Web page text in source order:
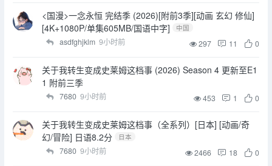
<国漫>一念永恒 完结季 (2026)[附前3季][动画 玄幻 修仙]
[4K+1080P/单集605MB/国语中字]
中国
asdfghjklm 9小时前 297 11 0
关于我转生变成史莱姆这档事 (2026) Season 4 更新至E1
1 附前三季
7680 9小时前 453 1 0
关于我转生变成史莱姆这档事（全系列）[日本] [动画/奇
幻/冒险] 日语8.2分
日本
7680 9小时前 2466 18 0